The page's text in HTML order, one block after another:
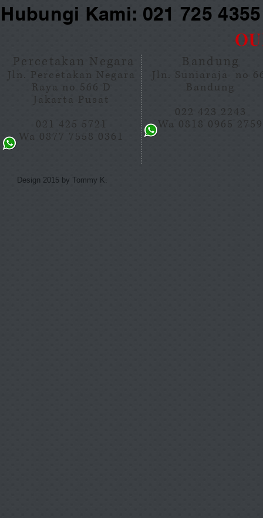
Kami: 021 725
Percetakan Negara
Jln. Percetakan Negara
Raya no 566 D
Jakarta Pusat
021 425 5721
Wa 0877 7558 0361
Bandung
Jln. Suniaraja no
Bandung
022 423 2243
Wa 0818 0965 2759
Design 2015 by Tommy K.